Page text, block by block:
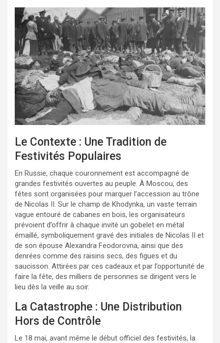
Le Contexte : Une Tradition de
Festivités Populaires
En Russie, chaque couronnement est accompagné de
grandes festivités ouvertes au peuple. À Moscou, des
fêtes sont organisées pour marquer l’accession au trône
de Nicolas II. Sur le champ de Khodynka, un vaste terrain
vague entouré de cabanes en bois, les organisateurs
prévoient d’offrir à chaque invité un gobelet en métal
émaillé, symboliquement gravé des initiales de Nicolas II et
de son épouse Alexandra Feodorovna, ainsi que des
denrées comme des raisins secs, des figues et du
saucisson. Attirées par ces cadeaux et par l’opportunité de
faire la fête, des milliers de personnes se dirigent vers le
lieu dès la veille au soir.
La Catastrophe : Une Distribution
Hors de Contrôle
Le 18 mai, avant même le début officiel des festivités, la